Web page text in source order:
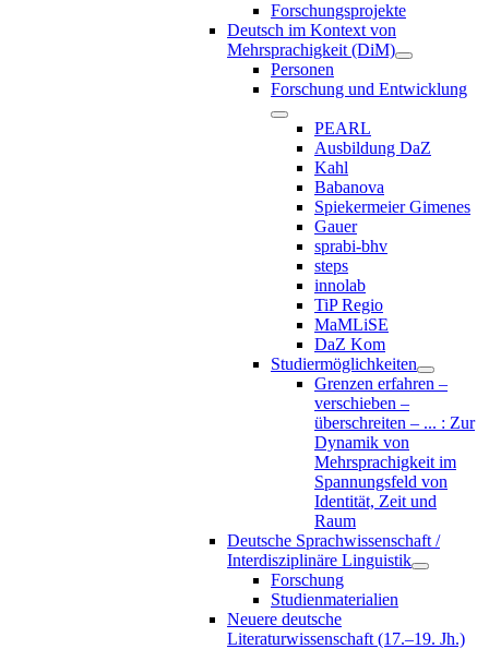
Forschungsprojekte
Deutsch im Kontext von
Mehrsprachigkeit (DiM)
Personen
Forschung und Entwicklung
PEARL
Ausbildung DaZ
Kahl
Babanova
Spiekermeier Gimenes
Gauer
sprabi-bhv
steps
innolab
TiP Regio
MaMLiSE
DaZ Kom
Studiermöglichkeiten
Grenzen erfahren –
verschieben –
überschreiten – ... : Zur
Dynamik von
Mehrsprachigkeit im
Spannungsfeld von
Identität, Zeit und
Raum
Deutsche Sprachwissenschaft /
Interdisziplinäre Linguistik
Forschung
Studienmaterialien
Neuere deutsche
Literaturwissenschaft (17.–19. Jh.)